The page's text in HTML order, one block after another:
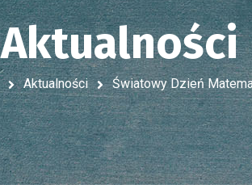
Aktualności
Aktualności Światowy Dzień